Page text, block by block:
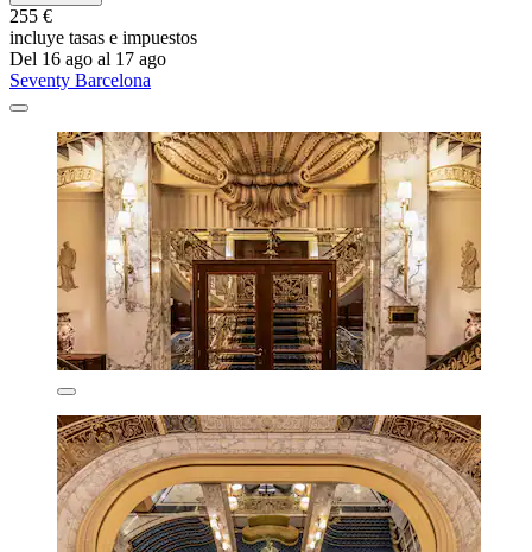
255 €
incluye tasas e impuestos
Del 16 ago al 17 ago
Seventy Barcelona